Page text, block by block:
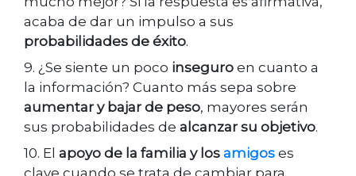
acaba de dar un impulso a sus
probabilidades de éxito.
9. ¿Se siente un poco inseguro en cuanto a
la información? Cuanto más sepa sobre
aumentar y bajar de peso, mayores serán
sus probabilidades de alcanzar su objetivo.
10. El apoyo de la familia y los amigos es
clave cuando se trata de cambiar para